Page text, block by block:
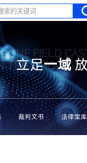
ONE FIELD
THE WHOLE
立足一域
裁判文书 法律宝库